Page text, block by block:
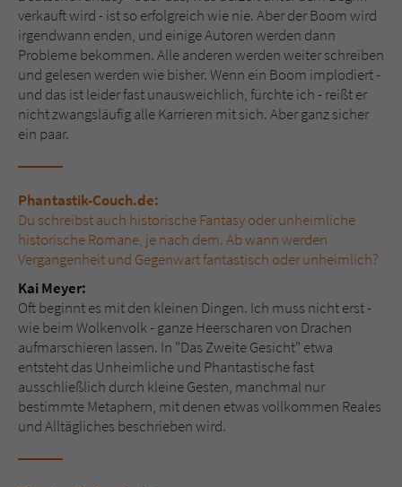
verkauft wird - ist so erfolgreich wie nie. Aber der Boom wird
irgendwann enden, und einige Autoren werden dann
Probleme bekommen. Alle anderen werden weiter schreiben
und gelesen werden wie bisher. Wenn ein Boom implodiert -
und das ist leider fast unausweichlich, fürchte ich - reißt er
nicht zwangsläufig alle Karrieren mit sich. Aber ganz sicher
ein paar.
Phantastik-Couch.de:
Du schreibst auch historische Fantasy oder unheimliche
historische Romane, je nach dem. Ab wann werden
Vergangenheit und Gegenwart fantastisch oder unheimlich?
Kai Meyer:
Oft beginnt es mit den kleinen Dingen. Ich muss nicht erst -
wie beim Wolkenvolk - ganze Heerscharen von Drachen
aufmarschieren lassen. In "Das Zweite Gesicht" etwa
entsteht das Unheimliche und Phantastische fast
ausschließlich durch kleine Gesten, manchmal nur
bestimmte Metaphern, mit denen etwas vollkommen Reales
und Alltägliches beschrieben wird.